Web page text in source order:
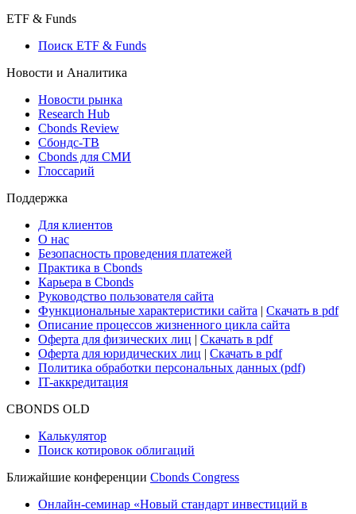
ETF & Funds
Поиск ETF & Funds
Новости и Аналитика
Новости рынка
Research Hub
Cbonds Review
Сбондс-ТВ
Cbonds для СМИ
Глоссарий
Поддержка
Для клиентов
О нас
Безопасность проведения платежей
Практика в Cbonds
Карьера в Cbonds
Руководство пользователя сайта
Функциональные характеристики сайта | Скачать в pdf
Описание процессов жизненного цикла сайта
Оферта для физических лиц | Скачать в pdf
Оферта для юридических лиц | Скачать в pdf
Политика обработки персональных данных (pdf)
IT-аккредитация
CBONDS OLD
Калькулятор
Поиск котировок облигаций
Ближайшие конференции Cbonds Congress
Онлайн-семинар «Новый стандарт инвестиций в